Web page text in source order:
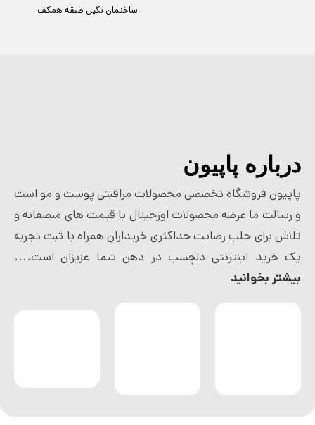
ساختمان نگین طبقه همکف
درباره پاپیون
پاپیون فروشگاه تخصصی محصولات مراقبتی پوست و مو است
و رسالت ما عرضه محصولات اورجینال با قیمت های منصفانه و
تلاش برای جلب رضایت حداکثری خریداران همراه با ثبت تجربه
یک خرید اینترنتی دلچسب در ذهن شما عزیزان است....
بیشتر بخوانید